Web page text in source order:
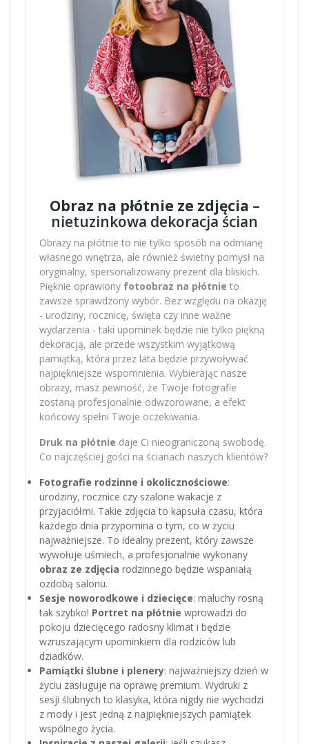
Obraz na płótnie ze zdjęcia –
nietuzinkowa dekoracja ścian
Obrazy na płótnie to nie tylko sposób na odmianę
własnego wnętrza, ale również świetny pomysł na
oryginalny, spersonalizowany prezent dla bliskich.
Pięknie oprawiony fotoobraz na płótnie to
zawsze sprawdzony wybór. Bez względu na okazję
- urodziny, rocznicę, święta czy inne ważne
wydarzenia - taki upominek będzie nie tylko piękną
dekoracją, ale przede wszystkim wyjątkową
pamiątką, która przez lata będzie przywoływać
najpiękniejsze wspomnienia. Wybierając nasze
obrazy, masz pewność, że Twoje fotografie
zostaną profesjonalnie odwzorowane, a efekt
końcowy spełni Twoje oczekiwania.
Druk na płótnie daje Ci nieograniczoną swobodę.
Co najczęściej gości na ścianach naszych klientów?
Fotografie rodzinne i okolicznościowe:
urodziny, rocznice czy szalone wakacje z
przyjaciółmi. Takie zdjęcia to kapsuła czasu, która
każdego dnia przypomina o tym, co w życiu
najważniejsze. To idealny prezent, który zawsze
wywołuje uśmiech, a profesjonalnie wykonany
obraz ze zdjęcia rodzinnego będzie wspaniałą
ozdobą salonu.
Sesje noworodkowe i dziecięce: maluchy rosną
tak szybko! Portret na płótnie wprowadzi do
pokoju dziecięcego radosny klimat i będzie
wzruszającym upominkiem dla rodziców lub
dziadków.
Pamiątki ślubne i plenery: najważniejszy dzień w
życiu zasługuje na oprawę premium. Wydruki z
sesji ślubnych to klasyka, która nigdy nie wychodzi
z mody i jest jedną z najpiękniejszych pamiątek
wspólnego życia.